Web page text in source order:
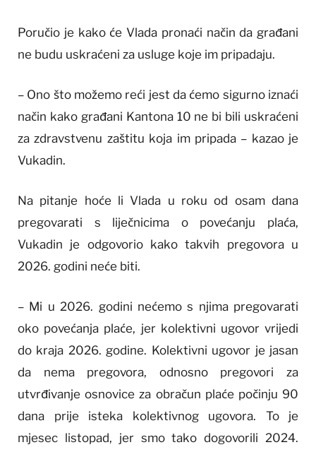
Poručio je kako će Vlada pronaći način da građani
ne budu uskraćeni za usluge koje im pripadaju.
– Ono što možemo reći jest da ćemo sigurno iznaći
način kako građani Kantona 10 ne bi bili uskraćeni
za zdravstvenu zaštitu koja im pripada – kazao je
Vukadin.
Na pitanje hoće li Vlada u roku od osam dana
pregovarati s liječnicima o povećanju plaća,
Vukadin je odgovorio kako takvih pregovora u
2026. godini neće biti.
– Mi u 2026. godini nećemo s njima pregovarati
oko povećanja plaće, jer kolektivni ugovor vrijedi
do kraja 2026. godine. Kolektivni ugovor je jasan
da nema pregovora, odnosno pregovori za
utvrđivanje osnovice za obračun plaće počinju 90
dana prije isteka kolektivnog ugovora. To je
mjesec listopad, jer smo tako dogovorili 2024.